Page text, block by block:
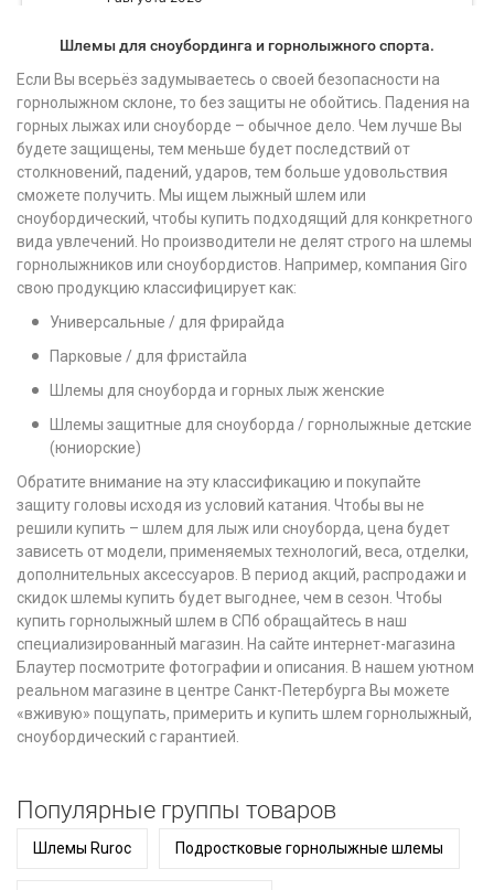
Шлемы для сноубординга и горнолыжного спорта.
Если Вы всерьёз задумываетесь о своей безопасности на
горнолыжном склоне, то без защиты не обойтись. Падения на
горных лыжах или сноуборде – обычное дело. Чем лучше Вы
будете защищены, тем меньше будет последствий от
столкновений, падений, ударов, тем больше удовольствия
сможете получить. Мы ищем лыжный шлем или
сноубордический, чтобы купить подходящий для конкретного
вида увлечений. Но производители не делят строго на шлемы
горнолыжников или сноубордистов. Например, компания Giro
свою продукцию классифицирует как:
Универсальные / для фрирайда
Парковые / для фристайла
Шлемы для сноуборда и горных лыж женские
Шлемы защитные для сноуборда / горнолыжные детские
(юниорские)
Обратите внимание на эту классификацию и покупайте
защиту головы исходя из условий катания. Чтобы вы не
решили купить – шлем для лыж или сноуборда, цена будет
зависеть от модели, применяемых технологий, веса, отделки,
дополнительных аксессуаров. В период акций, распродажи и
скидок шлемы купить будет выгоднее, чем в сезон. Чтобы
купить горнолыжный шлем в СПб обращайтесь в наш
специализированный магазин. На сайте интернет-магазина
Блаутер посмотрите фотографии и описания. В нашем уютном
реальном магазине в центре Санкт-Петербурга Вы можете
«вживую» пощупать, примерить и купить шлем горнолыжный,
сноубордический с гарантией.
Популярные группы товаров
Шлемы Ruroc Подростковые горнолыжные шлемы